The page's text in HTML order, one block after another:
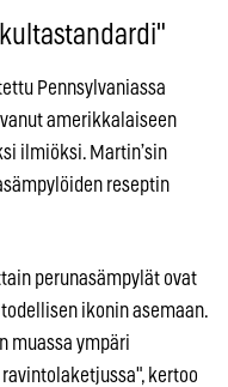
Pennsylvaniassa
amerikkalaiseen
ilmiöksi. Martin’sin
reseptin
perunasämpylät ovat
ikonin asemaan.
muassa ympäri
ravintolaketjussa", kertoo